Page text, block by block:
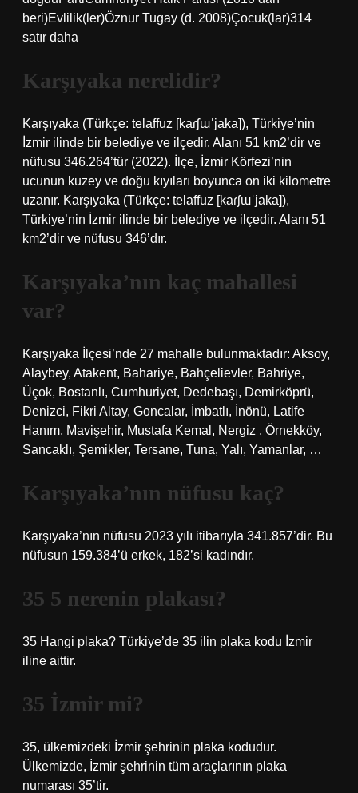
beri)Evlilik(ler)Öznur Tugay (d. 2008)Çocuk(lar)314
satır daha
Karşıyaka nerelidir?
Karşıyaka (Türkçe: telaffuz [kaɾʃɯˈjaka]), Türkiye’nin
İzmir ilinde bir belediye ve ilçedir. Alanı 51 km2’dir ve
nüfusu 346.264’tür (2022). İlçe, İzmir Körfezi’nin
ucunun kuzey ve doğu kıyıları boyunca on iki kilometre
uzanır. Karşıyaka (Türkçe: telaffuz [kaɾʃɯˈjaka]),
Türkiye’nin İzmir ilinde bir belediye ve ilçedir. Alanı 51
km2’dir ve nüfusu 346’dır.
Karşıyaka’nın kaç mahallesi
var?
Karşıyaka İlçesi’nde 27 mahalle bulunmaktadır: Aksoy,
Alaybey, Atakent, Bahariye, Bahçelievler, Bahriye,
Üçok, Bostanlı, Cumhuriyet, Dedebaşı, Demirköprü,
Denizci, Fikri Altay, Goncalar, İmbatlı, İnönü, Latife
Hanım, Mavişehir, Mustafa Kemal, Nergiz , Örnekköy,
Sancaklı, Şemikler, Tersane, Tuna, Yalı, Yamanlar, …
Karşıyaka’nın nüfusu kaç?
Karşıyaka’nın nüfusu 2023 yılı itibarıyla 341.857’dir. Bu
nüfusun 159.384’ü erkek, 182’si kadındır.
35 5 nerenin plakası?
35 Hangi plaka? Türkiye’de 35 ilin plaka kodu İzmir
iline aittir.
35 İzmir mi?
35, ülkemizdeki İzmir şehrinin plaka kodudur.
Ülkemizde, İzmir şehrinin tüm araçlarının plaka
numarası 35’tir.